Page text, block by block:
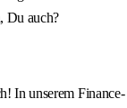
Du auch?
In unserem Finance-